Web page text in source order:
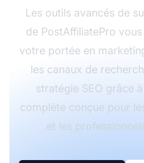
Les outils avancés de
de PostAffiliatePro
votre portée en
les canaux de
stratégie SEO grâce
complète conçue pour
et les